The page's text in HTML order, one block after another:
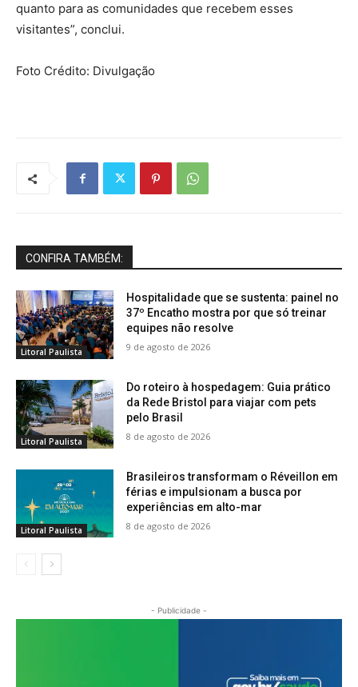
quanto para as comunidades que recebem esses
visitantes”, conclui.
Foto Crédito: Divulgação
CONFIRA TAMBÉM:
Litoral Paulista
Hospitalidade que se sustenta: painel no
37º Encatho mostra por que só treinar
equipes não resolve
9 de agosto de 2026
Litoral Paulista
Do roteiro à hospedagem: Guia prático
da Rede Bristol para viajar com pets
pelo Brasil
8 de agosto de 2026
Litoral Paulista
Brasileiros transformam o Réveillon em
férias e impulsionam a busca por
experiências em alto-mar
8 de agosto de 2026
- Publicidade -